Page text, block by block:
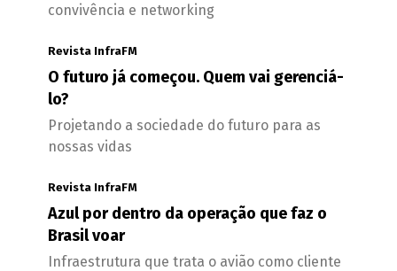
convivência e networking
Revista InfraFM
O futuro já começou. Quem vai gerenciá-
lo?
Projetando a sociedade do futuro para as
nossas vidas
Revista InfraFM
Azul por dentro da operação que faz o
Brasil voar
Infraestrutura que trata o avião como cliente